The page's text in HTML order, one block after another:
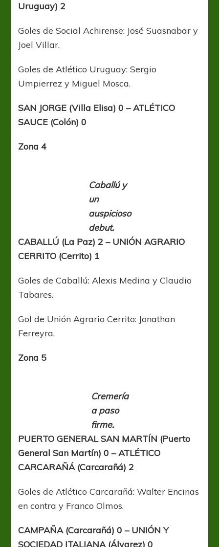
Uruguay) 2
Goles de Social Achirense: José Suasnabar y
Joel Villar.
Goles de Atlético Uruguay: Sergio
Umpierrez y Miguel Mosca.
SAN JORGE (Villa Elisa) 0 – ATLÉTICO
SAUCE (Colón) 0
Zona 4
Caballú y
un
auspicioso
debut.
CABALLÚ (La Paz) 2 – UNIÓN AGRARIO
CERRITO (Cerrito) 1
Goles de Caballú: Alexis Medina y Claudio
Tabares.
Gol de Unión Agrario Cerrito: Jonathan
Ferreyra.
Zona 5
Cremería
a paso
firme.
PUERTO GENERAL SAN MARTÍN (Puerto
General San Martín) 0 – ATLÉTICO
CARCARAÑÁ (Carcarañá) 2
Goles de Atlético Carcarañá: Walter Encinas
en contra y Franco Olmos.
CAMPAÑA (Carcarañá) 0 – UNIÓN Y
SOCIEDAD ITALIANA (Álvarez) 0